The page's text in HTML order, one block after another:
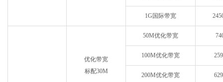
1G国际带宽
优化带宽
标配30M
50M优化带宽
100M优化带宽
200M优化带宽